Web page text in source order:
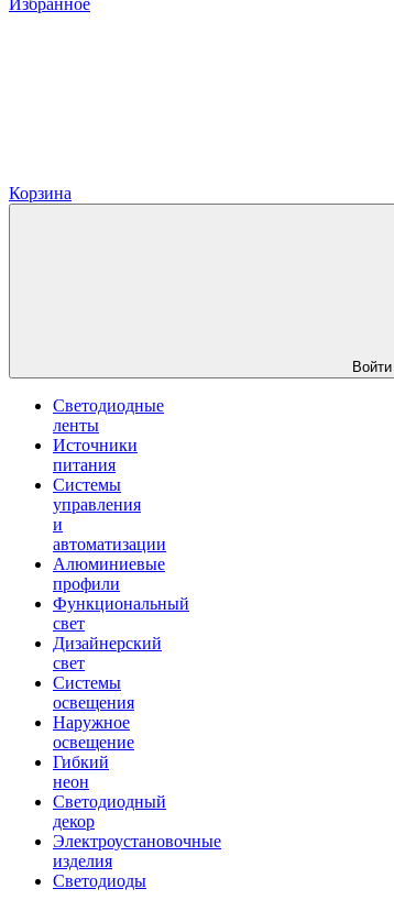
Избранное
Корзина
Войти
Светодиодные
ленты
Источники
питания
Системы
управления
и
автоматизации
Алюминиевые
профили
Функциональный
свет
Дизайнерский
свет
Системы
освещения
Наружное
освещение
Гибкий
неон
Светодиодный
декор
Электроустановочные
изделия
Светодиоды